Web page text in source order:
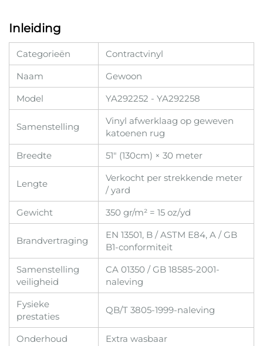
Inleiding
Categorieën
Contractvinyl
Naam
Gewoon
Model
YA292252 - YA292258
Samenstelling
Vinyl afwerklaag op geweven
katoenen rug
Breedte
51" (130cm) × 30 meter
Lengte
Verkocht per strekkende meter
/ yard
Gewicht
350 gr/m² = 15 oz/yd
Brandvertraging
EN 13501, B / ASTM E84, A / GB
B1-conformiteit
Samenstelling
veiligheid
CA 01350 / GB 18585-2001-
naleving
Fysieke
prestaties
QB/T 3805-1999-naleving
Onderhoud Extra wasbaar